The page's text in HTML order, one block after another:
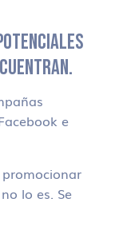
e
lo es. Se